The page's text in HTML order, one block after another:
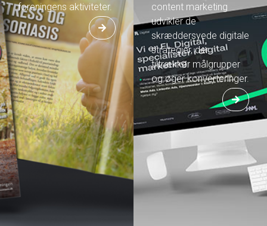
foreningens aktiviteter.
content marketing
udvikler de
skræddersyede digitale
strategier, der
tiltrækker målgrupper
og øger konverteringer.